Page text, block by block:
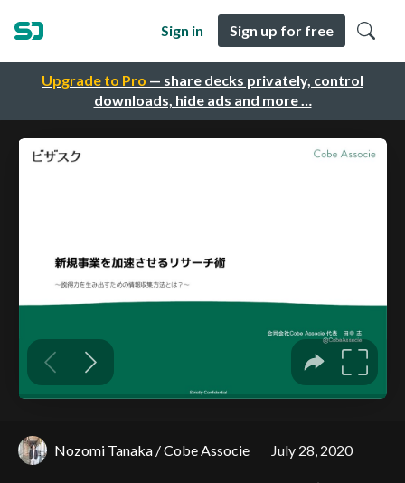
Upgrade to Pro — share decks privately, control
downloads, hide ads and more …
Sign in Sign up for free
Nozomi Tanaka / Cobe Associe July 28, 2020